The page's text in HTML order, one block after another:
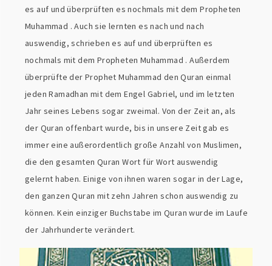
es auf und überprüften es nochmals mit dem Propheten
Muhammad . Auch sie lernten es nach und nach
auswendig, schrieben es auf und überprüften es
nochmals mit dem Propheten Muhammad . Außerdem
überprüfte der Prophet Muhammad den Quran einmal
jeden Ramadhan mit dem Engel Gabriel, und im letzten
Jahr seines Lebens sogar zweimal. Von der Zeit an, als
der Quran offenbart wurde, bis in unsere Zeit gab es
immer eine außerordentlich große Anzahl von Muslimen,
die den gesamten Quran Wort für Wort auswendig
gelernt haben. Einige von ihnen waren sogar in der Lage,
den ganzen Quran mit zehn Jahren schon auswendig zu
können. Kein einziger Buchstabe im Quran wurde im Laufe
der Jahrhunderte verändert.